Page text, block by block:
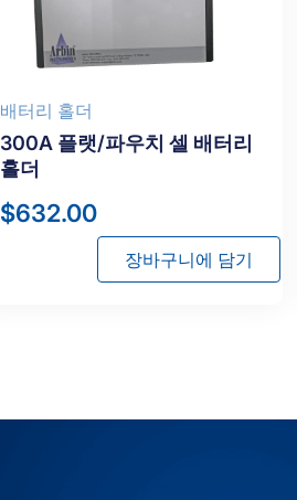
배터리 홀더
300A 플랫/파우치 셀 배터리
홀더
$632.00
장바구니에 담기